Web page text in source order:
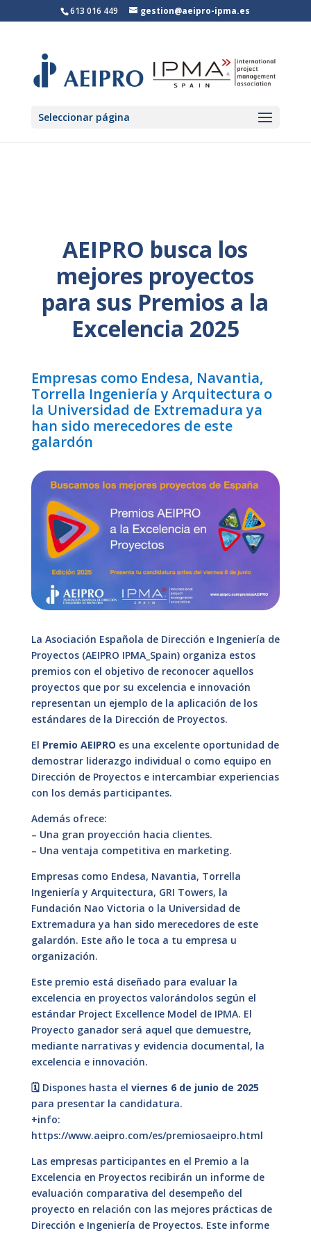
613 016 449 gestion@aeipro-ipma.es
Seleccionar página
AEIPRO busca los
mejores proyectos
para sus Premios a la
Excelencia 2025
Empresas como Endesa, Navantia,
Torrella Ingeniería y Arquitectura o
la Universidad de Extremadura ya
han sido merecedores de este
galardón
La Asociación Española de Dirección e Ingeniería de
Proyectos (AEIPRO IPMA_Spain) organiza estos
premios con el objetivo de reconocer aquellos
proyectos que por su excelencia e innovación
representan un ejemplo de la aplicación de los
estándares de la Dirección de Proyectos.
El Premio AEIPRO es una excelente oportunidad de
demostrar liderazgo individual o como equipo en
Dirección de Proyectos e intercambiar experiencias
con los demás participantes.
Además ofrece:
– Una gran proyección hacia clientes.
– Una ventaja competitiva en marketing.
Empresas como Endesa, Navantia, Torrella
Ingeniería y Arquitectura, GRI Towers, la
Fundación Nao Victoria o la Universidad de
Extremadura ya han sido merecedores de este
galardón. Este año le toca a tu empresa u
organización.
Este premio está diseñado para evaluar la
excelencia en proyectos valorándolos según el
estándar Project Excellence Model de IPMA. El
Proyecto ganador será aquel que demuestre,
mediante narrativas y evidencia documental, la
excelencia e innovación.
🗓️ Dispones hasta el viernes 6 de junio de 2025
para presentar la candidatura.
+info:
https://www.aeipro.com/es/premiosaeipro.html
Las empresas participantes en el Premio a la
Excelencia en Proyectos recibirán un informe de
evaluación comparativa del desempeño del
proyecto en relación con las mejores prácticas de
Dirección e Ingeniería de Proyectos. Este informe